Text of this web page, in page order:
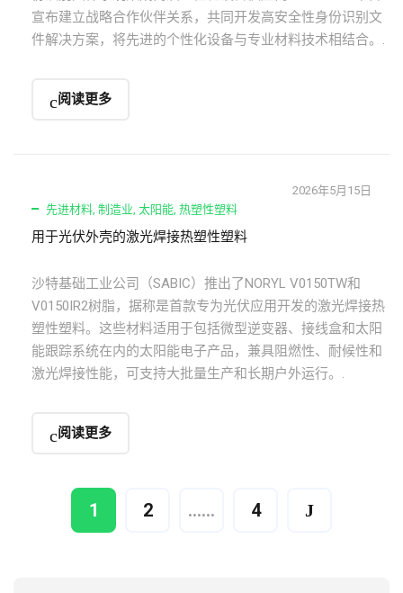
宣布建立战略合作伙伴关系，共同开发高安全性身份识别文
件解决方案，将先进的个性化设备与专业材料技术相结合。.
阅读更多
2026年5月15日
先进材料, 制造业, 太阳能, 热塑性塑料
用于光伏外壳的激光焊接热塑性塑料
沙特基础工业公司（SABIC）推出了NORYL V0150TW和
V0150IR2树脂，据称是首款专为光伏应用开发的激光焊接热
塑性塑料。这些材料适用于包括微型逆变器、接线盒和太阳
能跟踪系统在内的太阳能电子产品，兼具阻燃性、耐候性和
激光焊接性能，可支持大批量生产和长期户外运行。.
阅读更多
1 2 …… 4